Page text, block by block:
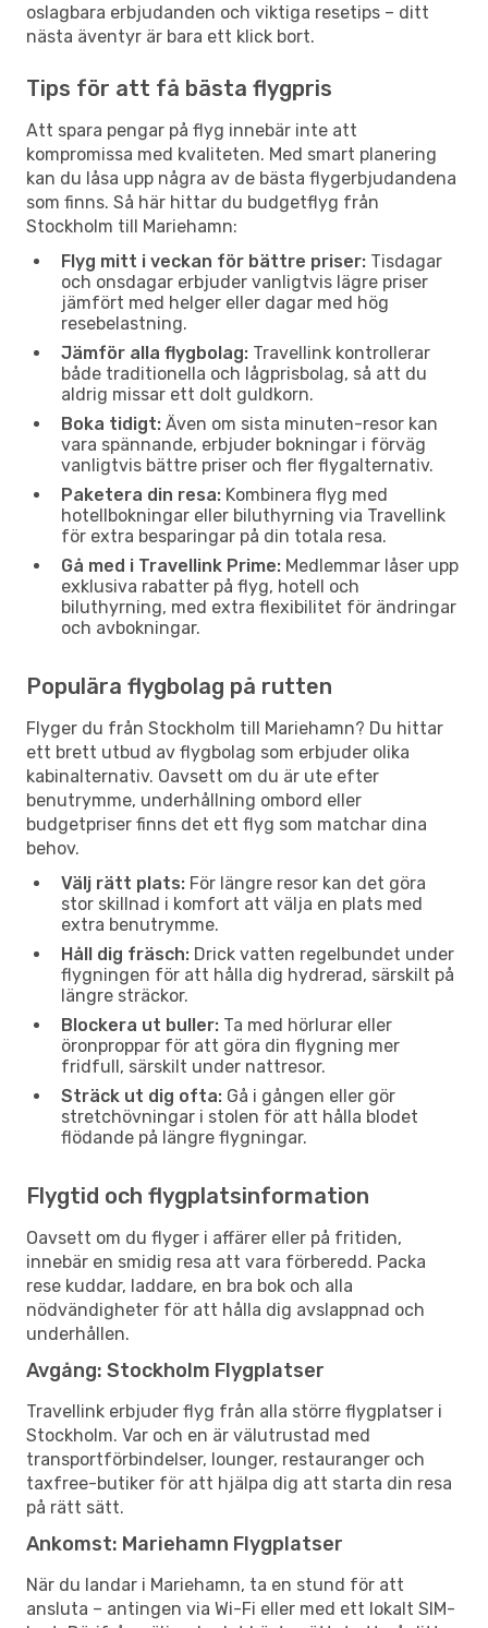
oslagbara erbjudanden och viktiga resetips – ditt
nästa äventyr är bara ett klick bort.
Tips för att få bästa flygpris
Att spara pengar på flyg innebär inte att
kompromissa med kvaliteten. Med smart planering
kan du låsa upp några av de bästa flygerbjudandena
som finns. Så här hittar du budgetflyg från
Stockholm till Mariehamn:
Flyg mitt i veckan för bättre priser: Tisdagar
och onsdagar erbjuder vanligtvis lägre priser
jämfört med helger eller dagar med hög
resebelastning.
Jämför alla flygbolag: Travellink kontrollerar
både traditionella och lågprisbolag, så att du
aldrig missar ett dolt guldkorn.
Boka tidigt: Även om sista minuten-resor kan
vara spännande, erbjuder bokningar i förväg
vanligtvis bättre priser och fler flygalternativ.
Paketera din resa: Kombinera flyg med
hotellbokningar eller biluthyrning via Travellink
för extra besparingar på din totala resa.
Gå med i Travellink Prime: Medlemmar låser upp
exklusiva rabatter på flyg, hotell och
biluthyrning, med extra flexibilitet för ändringar
och avbokningar.
Populära flygbolag på rutten
Flyger du från Stockholm till Mariehamn? Du hittar
ett brett utbud av flygbolag som erbjuder olika
kabinalternativ. Oavsett om du är ute efter
benutrymme, underhållning ombord eller
budgetpriser finns det ett flyg som matchar dina
behov.
Välj rätt plats: För längre resor kan det göra
stor skillnad i komfort att välja en plats med
extra benutrymme.
Håll dig fräsch: Drick vatten regelbundet under
flygningen för att hålla dig hydrerad, särskilt på
längre sträckor.
Blockera ut buller: Ta med hörlurar eller
öronproppar för att göra din flygning mer
fridfull, särskilt under nattresor.
Sträck ut dig ofta: Gå i gången eller gör
stretchövningar i stolen för att hålla blodet
flödande på längre flygningar.
Flygtid och flygplatsinformation
Oavsett om du flyger i affärer eller på fritiden,
innebär en smidig resa att vara förberedd. Packa
rese kuddar, laddare, en bra bok och alla
nödvändigheter för att hålla dig avslappnad och
underhållen.
Avgång: Stockholm Flygplatser
Travellink erbjuder flyg från alla större flygplatser i
Stockholm. Var och en är välutrustad med
transportförbindelser, lounger, restauranger och
taxfree-butiker för att hjälpa dig att starta din resa
på rätt sätt.
Ankomst: Mariehamn Flygplatser
När du landar i Mariehamn, ta en stund för att
ansluta – antingen via Wi-Fi eller med ett lokalt SIM-